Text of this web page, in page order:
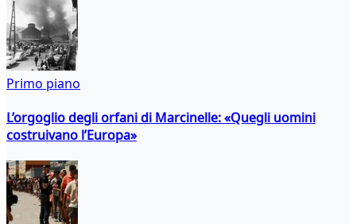
Primo piano
L’orgoglio degli orfani di Marcinelle: «Quegli uomini
costruivano l’Europa»